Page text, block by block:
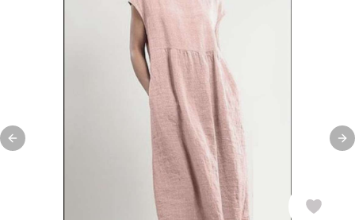
Previous slide